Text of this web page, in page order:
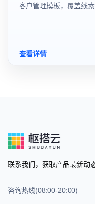
客户管理模板，覆盖线
查看详情
联系我们，获取产品最新动
咨询热线(08:00-20:00)